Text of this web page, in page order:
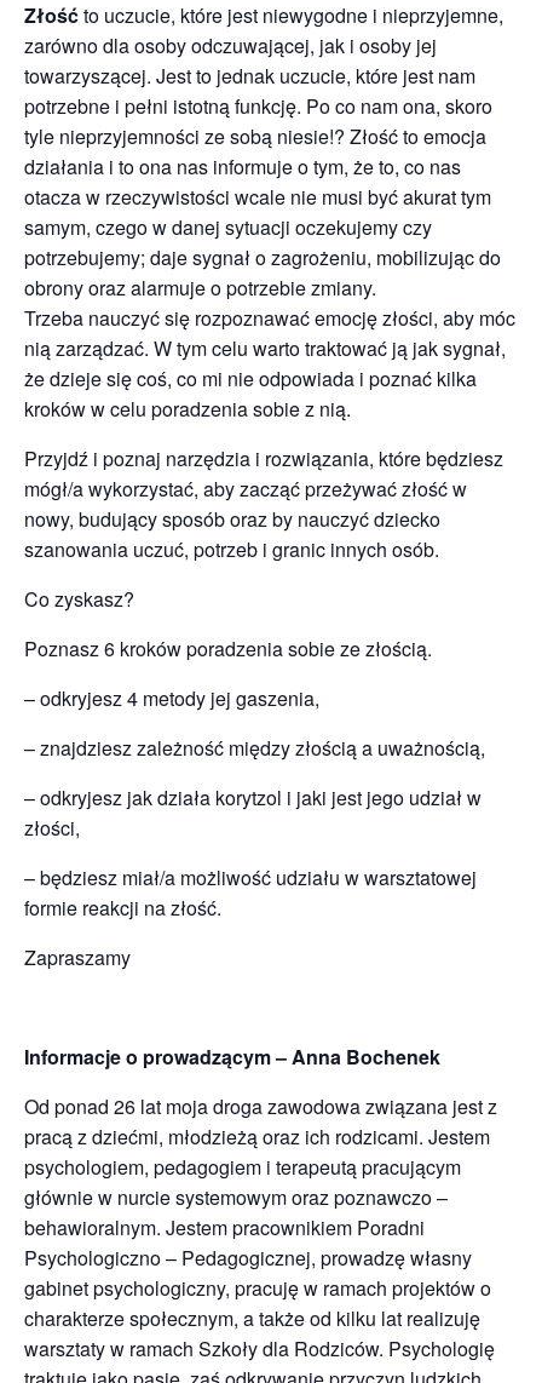
Złośćto uczucie, które jest niewygodne i nieprzyjemne,
zarówno dla osoby odczuwającej, jak i osoby jej
towarzyszącej. Jest to jednak uczucie, które jest nam
potrzebne i pełni istotną funkcję. Po co nam ona, skoro
tyle nieprzyjemności ze sobą niesie!? Złość to emocja
działania i to ona nas informuje o tym, że to, co nas
otacza w rzeczywistości wcale nie musi być akurat tym
samym, czego w danej sytuacji oczekujemy czy
potrzebujemy; daje sygnał o zagrożeniu, mobilizując do
obrony oraz alarmuje o potrzebie zmiany.
Trzeba nauczyć się rozpoznawać emocję złości, aby móc
nią zarządzać. W tym celu warto traktować ją jak sygnał,
że dzieje się coś, co mi nie odpowiada i poznać kilka
kroków w celu poradzenia sobie z nią.
Przyjdź i poznaj narzędzia i rozwiązania, które będziesz
mógł/a wykorzystać, aby zacząć przeżywać złość w
nowy, budujący sposób oraz by nauczyć dziecko
szanowania uczuć, potrzeb i granic innych osób.
Co zyskasz?
Poznasz 6 kroków poradzenia sobie ze złością.
– odkryjesz 4 metody jej gaszenia,
– znajdziesz zależność między złością a uważnością,
– odkryjesz jak działa korytzol i jaki jest jego udział w
złości,
– będziesz miał/a możliwość udziału w warsztatowej
formie reakcji na złość.
Zapraszamy
Informacje o prowadzącym – Anna Bochenek
Od ponad 26 lat moja droga zawodowa związana jest z
pracą z dziećmi, młodzieżą oraz ich rodzicami. Jestem
psychologiem, pedagogiem i terapeutą pracującym
głównie w nurcie systemowym oraz poznawczo –
behawioralnym. Jestem pracownikiem Poradni
Psychologiczno – Pedagogicznej, prowadzę własny
gabinet psychologiczny, pracuję w ramach projektów o
charakterze społecznym, a także od kilku lat realizuję
warsztaty w ramach Szkoły dla Rodziców. Psychologię